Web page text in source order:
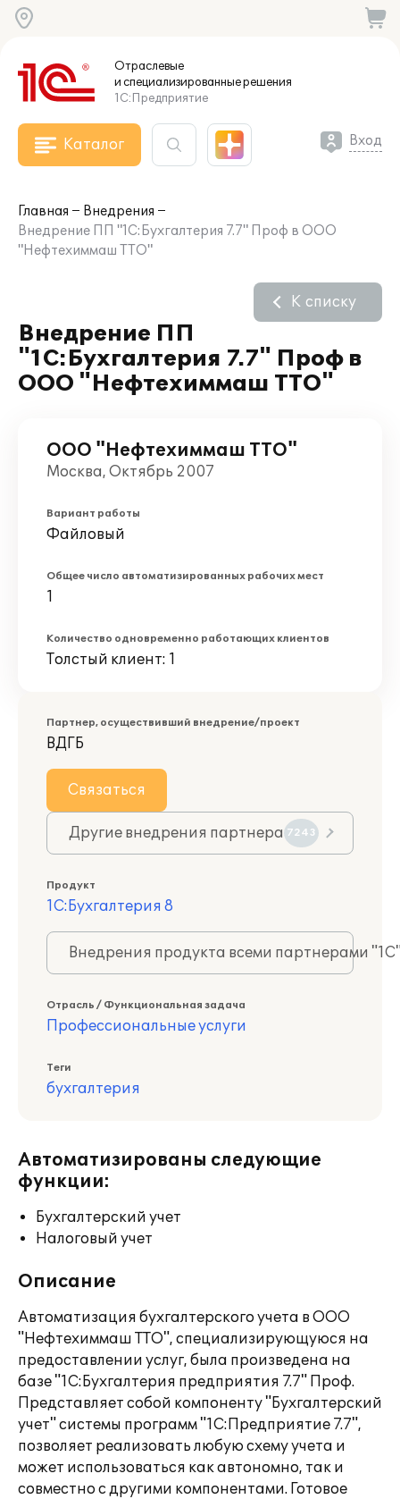
Отраслевые
и специализированныерешения
1С:Предприятие
Каталог Вход
Главная
Внедрения
Внедрение ПП "1С:Бухгалтерия 7.7" Проф в ООО
"Нефтехиммаш ТТО"
Внедрение ПП
"1С:Бухгалтерия 7.7" Проф в
ООО "Нефтехиммаш ТТО"
К списку
ООО "Нефтехиммаш ТТО"
Москва, Октябрь 2007
Вариант работы
Файловый
Общее число автоматизированных рабочих мест
1
Количество одновременно работающих клиентов
Толстый клиент: 1
Партнер, осуществивший внедрение/проект
ВДГБ
Связаться
Другие внедрения партнера 7243
Продукт
1С:Бухгалтерия 8
Внедрения продукта всеми партнерами
Отрасль / Функциональная задача
Профессиональные услуги
Теги
бухгалтерия
Автоматизированы следующие
функции:
Бухгалтерский учет
Налоговый учет
Описание
Автоматизация бухгалтерского учета в ООО
"Нефтехиммаш ТТО", специализирующуюся на
предоставлении услуг, была произведена на
базе "1С:Бухгалтерия предприятия 7.7" Проф.
Представляет собой компоненту "Бухгалтерский
учет" системы программ "1С:Предприятие 7.7",
позволяет реализовать любую схему учета и
может использоваться как автономно, так и
совместно с другими компонентами. Готовое